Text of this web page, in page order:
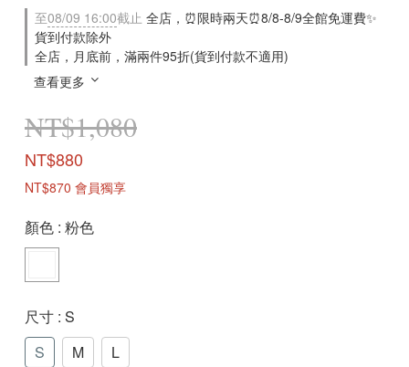
至08/09 16:00截止 全店，⏰限時兩天⏰8/8-8/9全館免運費✨
貨到付款除外
全店，月底前，滿兩件95折(貨到付款不適用)
查看更多
NT$1,080
NT$880
NT$870 會員獨享
顏色 : 粉色
尺寸 : S
S
M L